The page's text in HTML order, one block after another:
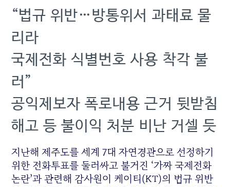
“법규 위반…방통위서 과태료 물
리라
국제전화 식별번호 사용 착각 불
러”
공익제보자 폭로내용 근거 뒷받침
해고 등 불이익 처분 비난 거셀 듯
지난해 제주도를 세계 7대 자연경관으로 선정하기
위한 전화투표를 둘러싸고 불거진 ‘가짜 국제전화
논란’과 관련해 감사원이 케이티(KT)의 법규 위반